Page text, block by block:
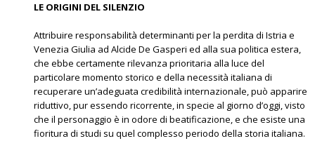
LE ORIGINI DEL SILENZIO
Attribuire responsabilità determinanti per la perdita di Istria e
Venezia Giulia ad Alcide De Gasperi ed alla sua politica estera,
che ebbe certamente rilevanza prioritaria alla luce del
particolare momento storico e della necessità italiana di
recuperare un’adeguata credibilità internazionale, può apparire
riduttivo, pur essendo ricorrente, in specie al giorno d’oggi, visto
che il personaggio è in odore di beatificazione, e che esiste una
fioritura di studi su quel complesso periodo della storia italiana.